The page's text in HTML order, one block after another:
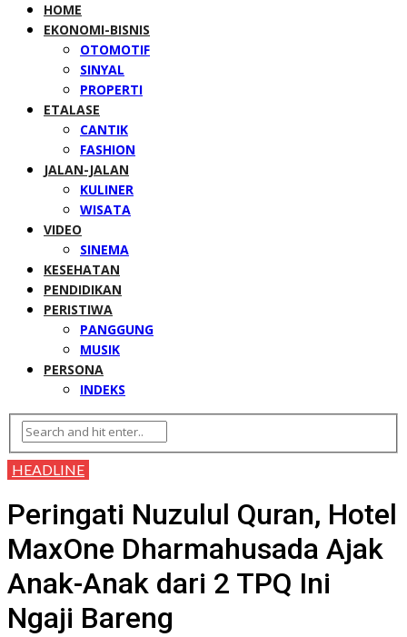
HOME
EKONOMI-BISNIS
OTOMOTIF
SINYAL
PROPERTI
ETALASE
CANTIK
FASHION
JALAN-JALAN
KULINER
WISATA
VIDEO
SINEMA
KESEHATAN
PENDIDIKAN
PERISTIWA
PANGGUNG
MUSIK
PERSONA
INDEKS
HEADLINE
Peringati Nuzulul Quran, Hotel
MaxOne Dharmahusada Ajak
Anak-Anak dari 2 TPQ Ini
Ngaji Bareng